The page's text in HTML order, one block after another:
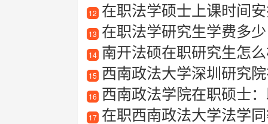
12 在职法学硕士上课时间
13 在职法学研究生学费多少
14 南开法硕在职研究生怎
15 西南政法大学深圳研究
16 西南政法学院在职硕士
17 在职西南政法大学法学